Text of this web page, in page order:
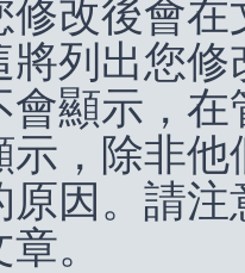
修改後會
將列出您
會顯示，
示，除非
原因。請
。